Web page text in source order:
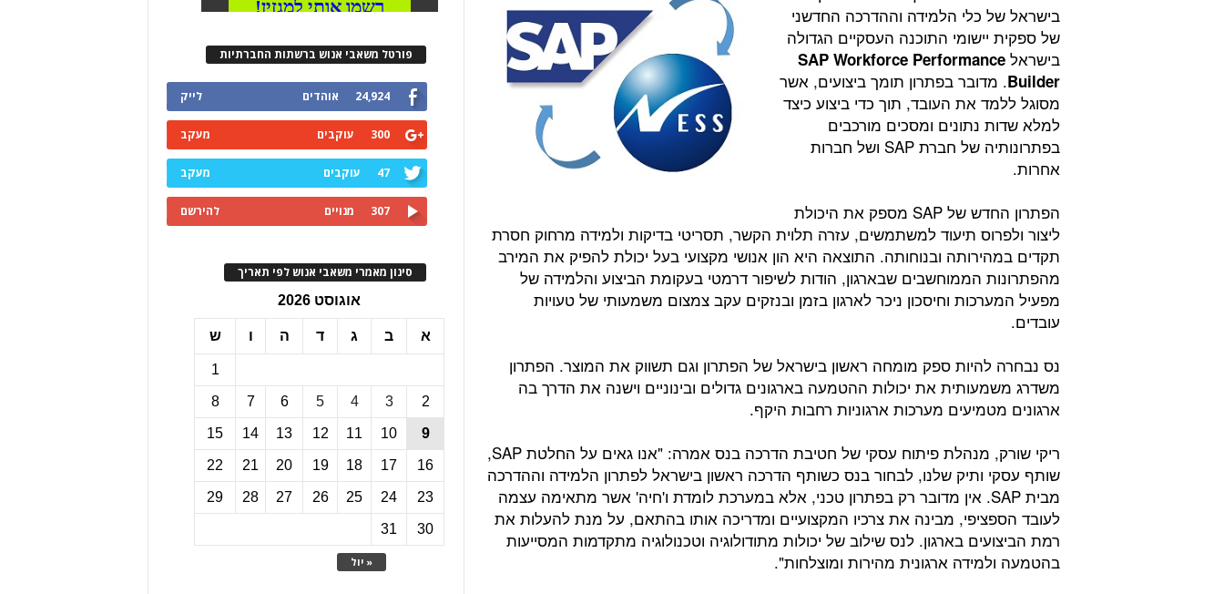
בישראל של כלי הלמידה וההדרכה החדשני
של ספקית יישומי התוכנה העסקיים הגדולה
בישראלSAP Workforce Performance
Builder. מדובר בפתרון תומך ביצועים, אשר
מסוגל ללמד את העובד, תוך כדי ביצוע כיצד
למלא שדות נתונים ומסכים מורכבים
בפתרונותיה של חברת SAP ושל חברות
אחרות.
הפתרון החדש של SAP מספק את היכולת
ליצור ולפרוס תיעוד למשתמשים, עזרה תלוית הקשר, תסריטי בדיקות ולמידה מרחוק חסרת
תקדים במהירותה ובנוחותה. התוצאה היא הון אנושי מקצועי בעל יכולת להפיק את המירב
מהפתרונות הממוחשבים שבארגון, הודות לשיפור דרמטי בעקומת הביצוע והלמידה של
מפעיל המערכות וחיסכון ניכר לארגון בזמן ובנזקים עקב צמצום משמעותי של טעויות
עובדים.
נס נבחרה להיות ספק מומחה ראשון בישראל של הפתרון וגם תשווק את המוצר. הפתרון
משדרג משמעותית את יכולות ההטמעה בארגונים גדולים ובינוניים וישנה את הדרך בה
ארגונים מטמיעים מערכות ארגוניות רחבות היקף.
ריקי שורק, מנהלת פיתוח עסקי של חטיבת הדרכה בנס אמרה: "אנו גאים על החלטת SAP,
שותף עסקי ותיק שלנו, לבחור בנס כשותף הדרכה ראשון בישראל לפתרון הלמידה וההדרכה
מבית SAP. אין מדובר רק בפתרון טכני, אלא במערכת לומדת ו'חיה' אשר מתאימה עצמה
לעובד הספציפי, מבינה את צרכיו המקצועיים ומדריכה אותו בהתאם, על מנת להעלות את
רמת הביצועים בארגון. לנס שילוב של יכולות מתודולוגיה וטכנולוגיה מתקדמות המסייעות
בהטמעה ולמידה ארגונית מהירות ומוצלחות".
פורטל משאבי אנוש ברשתות החברתיות
24,924 אוהדים לייק
300 עוקבים מעקב
47 עוקבים מעקב
307 מנויים להירשם
סינון מאמרי משאבי אנוש לפי תאריך
אוגוסט 2026
א ב ג ד ה ו ש
« יול
1
2
3
4
5
6
7
8
9
10
11
12
13
14
15
16
17
18
19
20
21
22
23
24
25
26
27
28
29
30
31